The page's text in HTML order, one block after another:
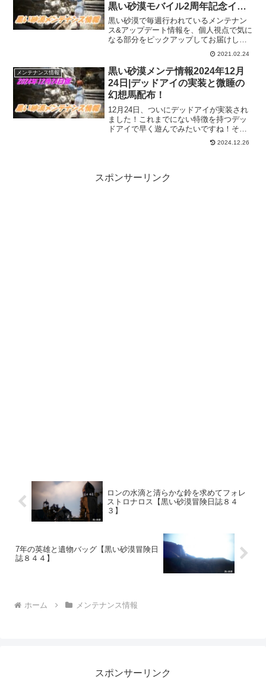
黒い砂漠モバイル2周年記念イベ
ントとか
黒い砂漠で毎週行われているメンテナン
ス&アップデート情報を、個人視点で気に
なる部分をピックアップしてお届けして
2021.02.24
メンテナンス情報
黒い砂漠メンテ情報2024年12月
24日|デッドアイの実装と微睡の
幻想馬配布！
12月24日、ついにデッドアイが実装され
ました！これまでにない特徴を持つデッ
ドアイで早く遊んでみたいですね！そし
て、微睡の幻想馬も配布され、新シーズ
ンも開始されました。年末年始は、これ
2024.12.26
スポンサーリンク
ロンの水滴と清らかな鈴を求めてフォレ
ストロナロス【黒い砂漠冒険日誌８４
３】
7年の英雄と遺物バッグ【黒い砂漠冒険日
誌８４４】
ホーム メンテナンス情報
スポンサーリンク